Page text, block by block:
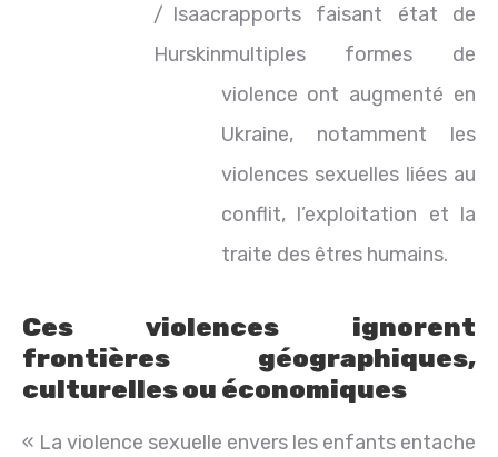
/ Isaac
Hurskin
rapports faisant état de
multiples formes de
violence ont augmenté en
Ukraine, notamment les
violences sexuelles liées au
conflit, l’exploitation et la
traite des êtres humains.
Ces violences ignorent
frontières géographiques,
culturelles ou économiques
« La violence sexuelle envers les enfants entache